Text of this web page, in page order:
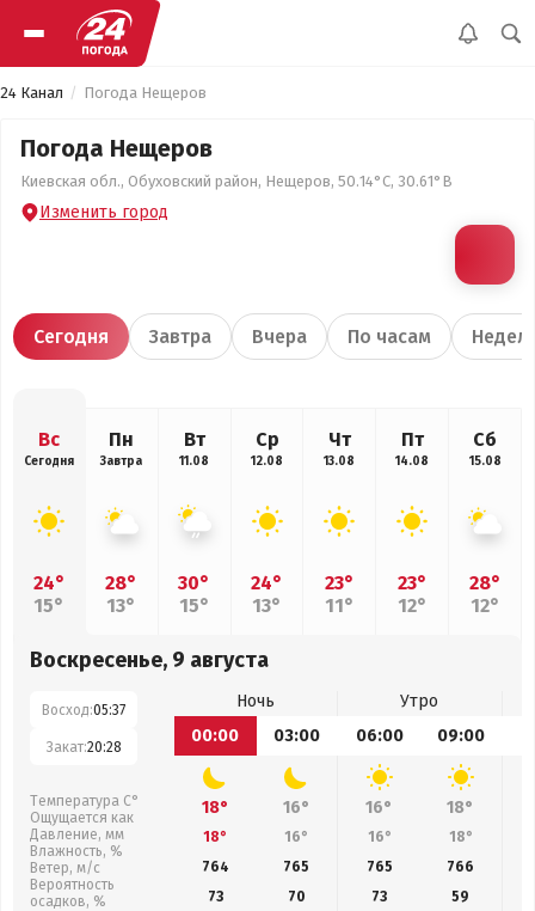
24 Канал Погода Нещеров
Погода Нещеров
Киевская обл., Обуховский район, Нещеров, 50.14°С, 30.61°В
Изменить город
Сегодня Завтра Вчера По часам
Вс
Сегодня
24°
15°
Пн
Завтра
28°
13°
Вт
11.08
30°
15°
Ср
12.08
24°
13°
Чт
13.08
23°
11°
Пт
14.08
23°
12°
Сб
15.08
28°
12°
Воскресенье, 9 августа
Восход:05:37
Закат:20:28
Температура С°
Ощущается как
Давление, мм
Влажность, %
Ветер, м/с
Вероятность
осадков, %
Ночь
Утро
00:00
03:00 06:00 09:00
18° 16° 16° 18°
18° 16° 16° 18°
764
765 765 766
73
70 73
59